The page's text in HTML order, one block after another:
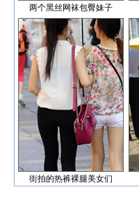
两个黑丝网袜包臀妹子
街拍的热裤裸腿美女们